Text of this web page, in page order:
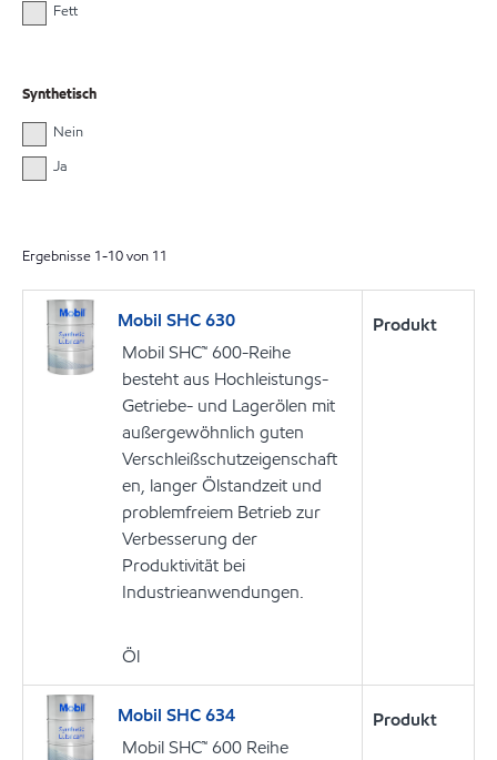
Fett
Synthetisch
Nein
Ja
Ergebnisse 1-10von 11
Mobil SHC 630
Mobil SHC™ 600-Reihe
besteht aus Hochleistungs-
Getriebe- und Lagerölen mit
außergewöhnlich guten
Verschleißschutzeigenschaft
en, langer Ölstandzeit und
problemfreiem Betrieb zur
Verbesserung der
Produktivität bei
Industrieanwendungen.
Öl
Produkt
Mobil SHC 634
Mobil SHC™ 600 Reihe
Produkt